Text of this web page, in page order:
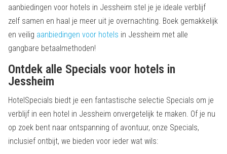
aanbiedingen voor hotels in Jessheim stel je je ideale verblijf
zelf samen en haal je meer uit je overnachting. Boek gemakkelijk
en veilig aanbiedingen voor hotels in Jessheim met alle
gangbare betaalmethoden!
Ontdek alle Specials voor hotels in
Jessheim
HotelSpecials biedt je een fantastische selectie Specials om je
verblijf in een hotel in Jessheim onvergetelijk te maken. Of je nu
op zoek bent naar ontspanning of avontuur, onze Specials,
inclusief ontbijt, we bieden voor ieder wat wils: